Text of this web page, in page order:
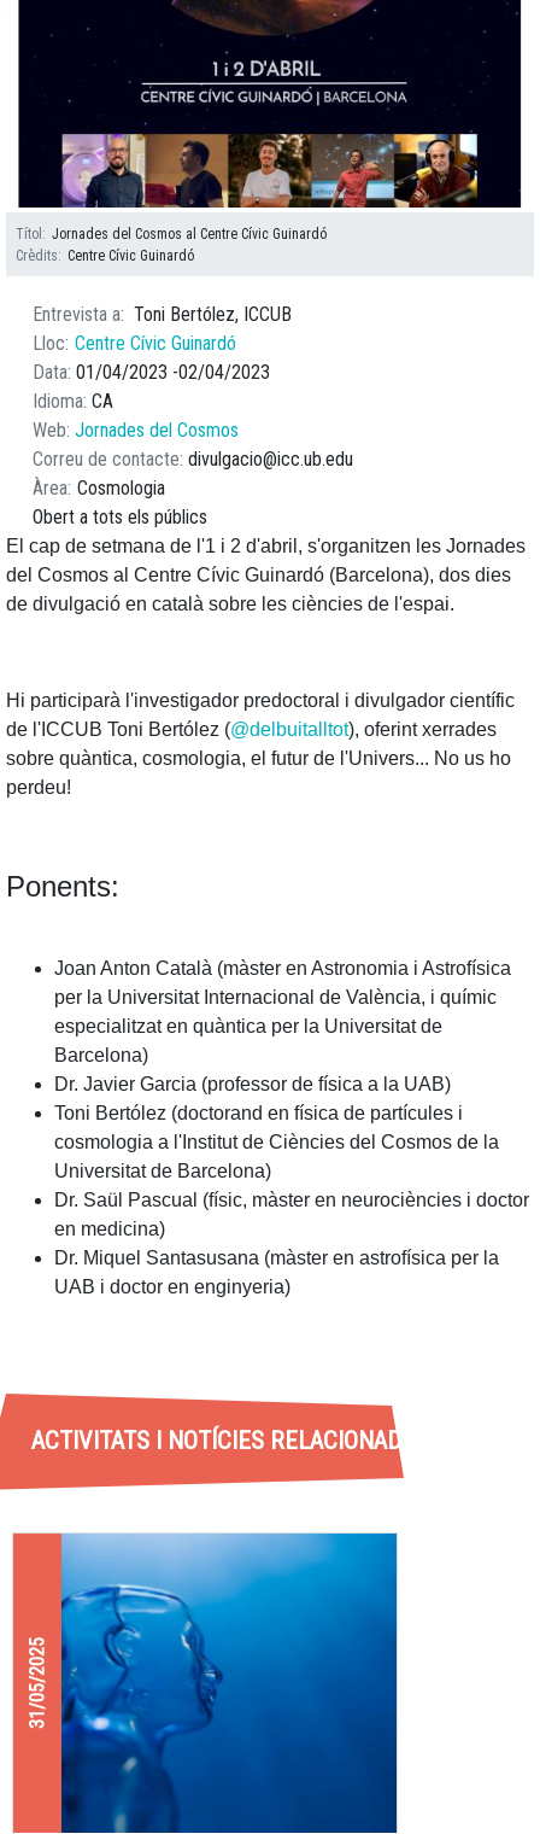
Títol
Jornades del Cosmos al Centre Cívic Guinardó
Crèdits
Centre Cívic Guinardó
Entrevista a Toni Bertólez, ICCUB
Lloc Centre Cívic Guinardó
Data 01/04/2023 02/04/2023
Idioma CA
Web Jornades del Cosmos
Correu de contacte divulgacio@icc.ub.edu
Àrea Cosmologia
Obert a tots els públics
El cap de setmana de l'1 i 2 d'abril, s'organitzen les Jornades
del Cosmos al Centre Cívic Guinardó (Barcelona), dos dies
de divulgació en català sobre les ciències de l'espai.
Hi participarà l'investigador predoctoral i divulgador científic
de l'ICCUB Toni Bertólez (@delbuitalltot), oferint xerrades
sobre quàntica, cosmologia, el futur de l'Univers... No us ho
perdeu!
Ponents:
Joan Anton Català (màster en Astronomia i Astrofísica
per la Universitat Internacional de València, i químic
especialitzat en quàntica per la Universitat de
Barcelona)
Dr. Javier Garcia (professor de física a la UAB)
Toni Bertólez (doctorand en física de partícules i
cosmologia a l'Institut de Ciències del Cosmos de la
Universitat de Barcelona)
Dr. Saül Pascual (físic, màster en neurociències i doctor
en medicina)
Dr. Miquel Santasusana (màster en astrofísica per la
UAB i doctor en enginyeria)
ACTIVITATS I NOTÍCIES RELACIONADES
31/05/2025